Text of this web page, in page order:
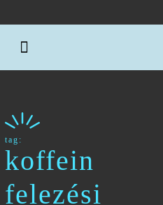
tag:
koffein
felezési